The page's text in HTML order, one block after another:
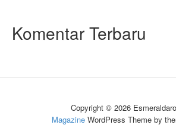
Komentar Terbaru
Copyright © 2026
MagazineWordPress Theme by